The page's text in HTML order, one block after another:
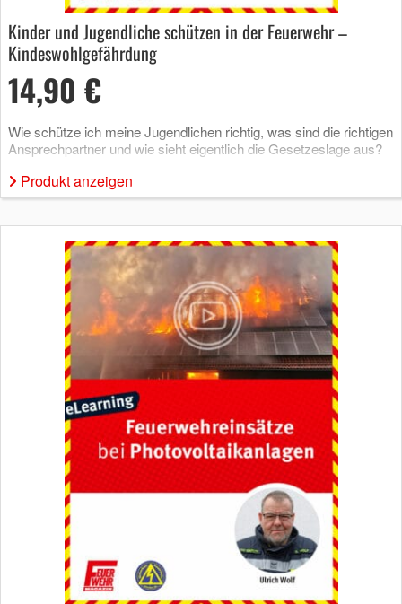
Kinder und Jugendliche schützen in der Feuerwehr –
Kindeswohlgefährdung
14,90 €
Wie schütze ich meine Jugendlichen richtig, was sind die richtigen
Ansprechpartner und wie sieht eigentlich die Gesetzeslage aus?
Produkt anzeigen